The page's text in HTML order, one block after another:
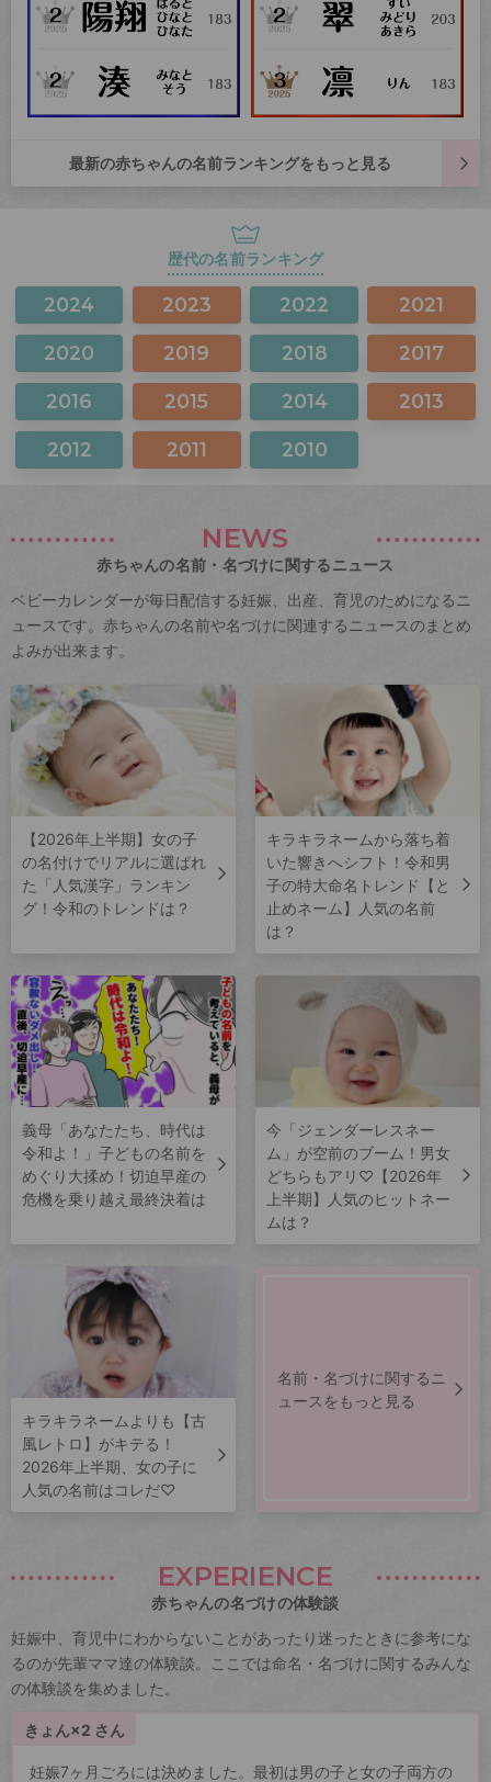
最新の赤ちゃんの名前ランキングをもっと見る
歴代の名前ランキング
2024 2023 2022 2021
2020 2019 2018 2017
2016 2015 2014 2013
2012 2011 2010
NEWS
赤ちゃんの名前・名づけに関するニュース
ベビーカレンダーが毎日配信する妊娠、出産、育児のためになるニ
ュースです。赤ちゃんの名前や名づけに関連するニュースのまとめ
よみが出来ます。
【2026年上半期】女の子
の名付けでリアルに選ばれ
た「人気漢字」ランキン
グ！令和のトレンドは？
キラキラネームから落ち着
いた響きへシフト！令和男
子の特大命名トレンド【と
止めネーム】人気の名前
は？
義母「あなたたち、時代は
令和よ！」子どもの名前を
めぐり大揉め！切迫早産の
危機を乗り越え最終決着は
今「ジェンダーレスネー
ム」が空前のブーム！男女
どちらもアリ♡【2026年
上半期】人気のヒットネー
ムは？
キラキラネームよりも【古
風レトロ】がキテる！
2026年上半期、女の子に
人気の名前はコレだ♡
名前・名づけに関するニ
ュースをもっと見る
EXPERIENCE
赤ちゃんの名づけの体験談
妊娠中、育児中にわからないことがあったり迷ったときに参考にな
るのが先輩ママ達の体験談。ここでは命名・名づけに関するみんな
の体験談を集めました。
きょん×2 さん
妊娠7ヶ月ごろには決めました。最初は男の子と女の子両方の